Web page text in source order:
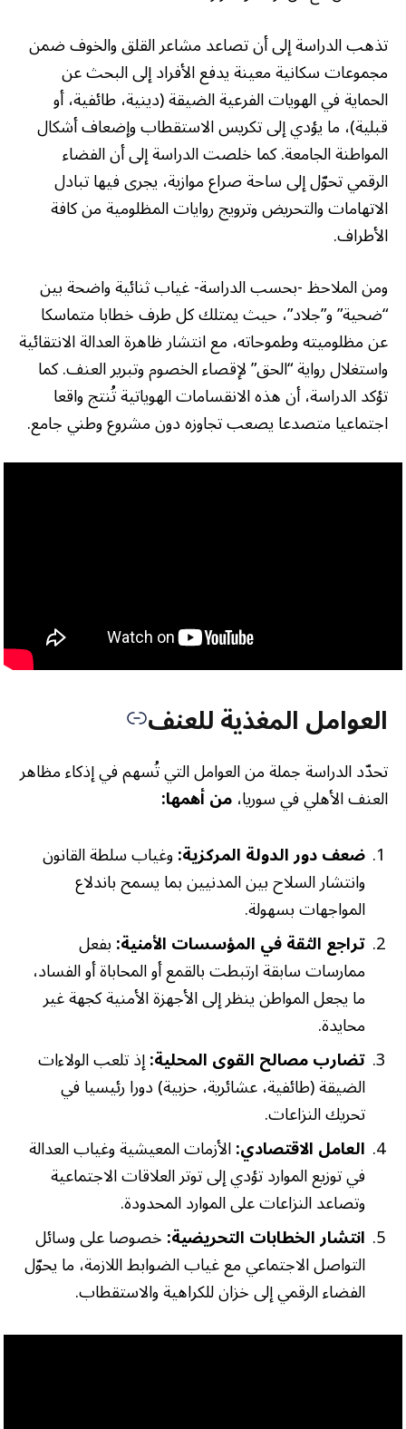
تذهب الدراسة إلى أن تصاعد مشاعر القلق والخوف ضمن
مجموعات سكانية معينة يدفع الأفراد إلى البحث عن
الحماية في الهويات الفرعية الضيقة (دينية، طائفية، أو
قبلية)، ما يؤدي إلى تكريس الاستقطاب وإضعاف أشكال
المواطنة الجامعة. كما خلصت الدراسة إلى أن الفضاء
الرقمي تحوّل إلى ساحة صراع موازية، يجرى فيها تبادل
الاتهامات والتحريض وترويج روايات المظلومية من كافة
الأطراف.
ومن الملاحظ -بحسب الدراسة- غياب ثنائية واضحة بين
“ضحية” و”جلاد”، حيث يمتلك كل طرف خطابا متماسكا
عن مظلوميته وطموحاته، مع انتشار ظاهرة العدالة الانتقائية
واستغلال رواية “الحق” لإقصاء الخصوم وتبرير العنف. كما
تؤكد الدراسة، أن هذه الانقسامات الهوياتية تُنتج واقعا
اجتماعيا متصدعا يصعب تجاوزه دون مشروع وطني جامع.
العوامل المغذية للعنف
تحدّد الدراسة جملة من العوامل التي تُسهم في إذكاء مظاهر
العنف الأهلي في سوريا،من أهمها:
ضعف دور الدولة المركزية:وغياب سلطة القانون
وانتشار السلاح بين المدنيين بما يسمح باندلاع
المواجهات بسهولة.
تراجع الثقة في المؤسسات الأمنية:بفعل
ممارسات سابقة ارتبطت بالقمع أو المحاباة أو الفساد،
ما يجعل المواطن ينظر إلى الأجهزة الأمنية كجهة غير
محايدة.
تضارب مصالح القوى المحلية:إذ تلعب الولاءات
الضيقة (طائفية، عشائرية، حزبية) دورا رئيسيا في
تحريك النزاعات.
العامل الاقتصادي:الأزمات المعيشية وغياب العدالة
في توزيع الموارد تؤدي إلى توتر العلاقات الاجتماعية
وتصاعد النزاعات على الموارد المحدودة.
انتشار الخطابات التحريضية:خصوصا على وسائل
التواصل الاجتماعي مع غياب الضوابط اللازمة، ما يحوّل
الفضاء الرقمي إلى خزان للكراهية والاستقطاب.